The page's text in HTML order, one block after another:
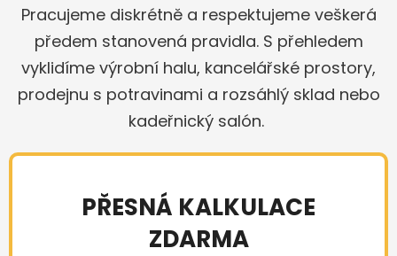
Pracujeme diskrétně a respektujeme veškerá
předem stanovená pravidla. S přehledem
vyklidíme výrobní halu, kancelářské prostory,
prodejnu s potravinami a rozsáhlý sklad nebo
kadeřnický salón.
PŘESNÁ KALKULACE
ZDARMA